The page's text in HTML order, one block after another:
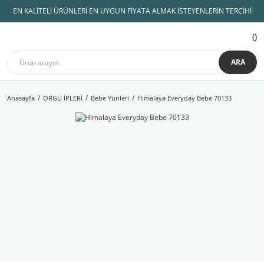
EN KALİTELİ ÜRÜNLERİ EN UYGUN FİYATA ALMAK İSTEYENLERİN TERCİHİ
ARA
Anasayfa ÖRGÜ İPLERİ Bebe Yünleri Himalaya Everyday Bebe 70133